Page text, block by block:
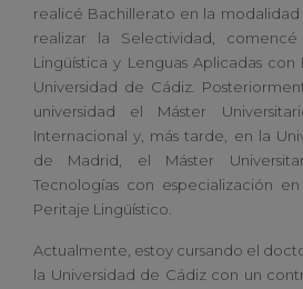
realicé Bachillerato en la modalidad
realizar la Selectividad,
Lingüística y Lenguas Aplicadas con
Universidad de Cádiz.
universidad el Máster
Internacional y, más tarde, en la
de Madrid, el Máster
Tecnologías con especialización
Peritaje Lingüístico.
Actualmente, estoy cursando el
la Universidad de Cádiz con un